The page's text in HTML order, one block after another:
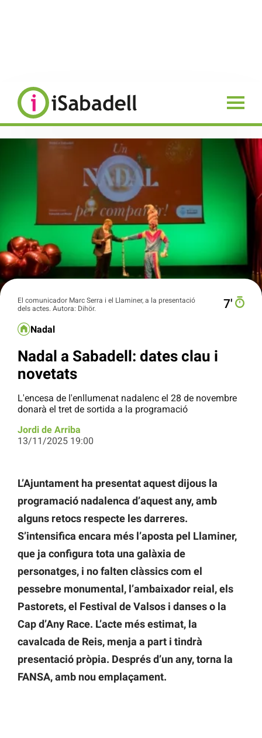
El comunicador Marc Serra i el Llaminer, a la presentació
dels actes. Autora: Dihör.
7′
Nadal
Nadal a Sabadell: dates clau i
novetats
L'encesa de l'enllumenat nadalenc el 28 de novembre
donarà el tret de sortida a la programació
Jordi de Arriba
13/11/2025 19:00
L’Ajuntament ha presentat aquest dijous la
programació nadalenca d’aquest any, amb
alguns retocs respecte les darreres.
S’intensifica encara més l’aposta pel Llaminer,
que ja configura tota una galàxia de
personatges, i no falten clàssics com el
pessebre monumental, l’ambaixador reial, els
Pastorets, el Festival de Valsos i danses o la
Cap d’Any Race. L’acte més estimat, la
cavalcada de Reis, menja a part i tindrà
presentació pròpia. Després d’un any, torna la
FANSA, amb nou emplaçament.